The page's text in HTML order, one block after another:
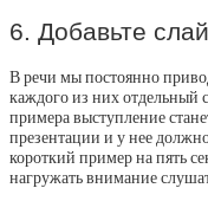
6. Добавьте
В речи мы постоянно
каждого из них отдельный
примера выступление
презентации и у нее
короткий пример на пять
нагружать внимание